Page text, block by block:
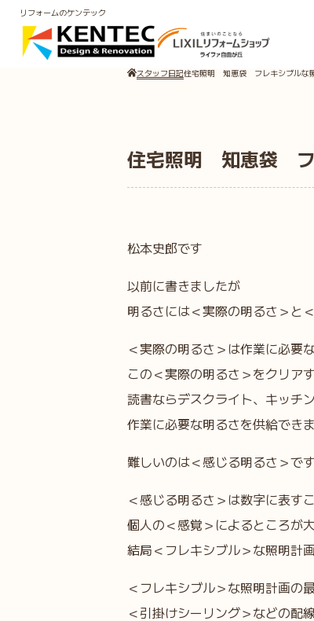
リフォームのケンテック
スタッフ日記住宅照明 知恵袋 フレキシブルな
住宅照明 知恵袋 フ
松本史郎です
以前に書きましたが
明るさには＜実際の明るさ＞と
＜実際の明るさ＞は作業に必要
この＜実際の明るさ＞をクリア
読書ならデスクライト、キッチ
作業に必要な明るさを供給できま
難しいのは＜感じる明るさ＞です
＜感じる明るさ＞は数字に表す
個人の＜感覚＞によるところが
結局＜フレキシブル＞な照明計
＜フレキシブル＞な照明計画の
＜引掛けシーリング＞などの配